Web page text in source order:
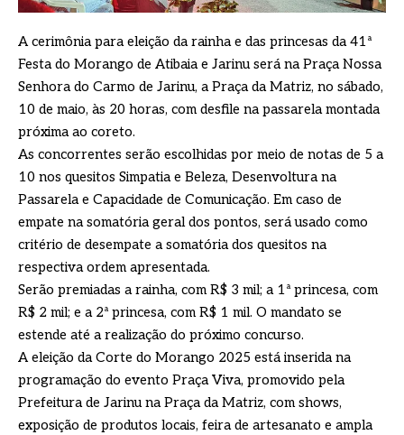
A cerimônia para eleição da rainha e das princesas da 41ª
Festa do Morango de Atibaia e Jarinu será na Praça Nossa
Senhora do Carmo de Jarinu, a Praça da Matriz, no sábado,
10 de maio, às 20 horas, com desfile na passarela montada
próxima ao coreto.
As concorrentes serão escolhidas por meio de notas de 5 a
10 nos quesitos Simpatia e Beleza, Desenvoltura na
Passarela e Capacidade de Comunicação. Em caso de
empate na somatória geral dos pontos, será usado como
critério de desempate a somatória dos quesitos na
respectiva ordem apresentada.
Serão premiadas a rainha, com R$ 3 mil; a 1ª princesa, com
R$ 2 mil; e a 2ª princesa, com R$ 1 mil. O mandato se
estende até a realização do próximo concurso.
A eleição da Corte do Morango 2025 está inserida na
programação do evento Praça Viva, promovido pela
Prefeitura de Jarinu na Praça da Matriz, com shows,
exposição de produtos locais, feira de artesanato e ampla